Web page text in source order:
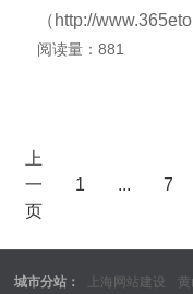
（http://
通（上海）网络科
务外，还为用户提
讯、健康测试、专
阅读量：881
上
一
页
1 ... 7
城市分站： 上海网站建设